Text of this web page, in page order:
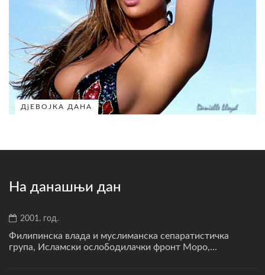
ДјЕВОЈКА ДАНА
На данашњи дан
2001. год.
Филипинска влада и муслиманска сепаратистичка
група, Исламски ослободилачки фронт Моро,...